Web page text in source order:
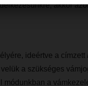
akkor
ideértve a címzett
a szükséges
módunkban a